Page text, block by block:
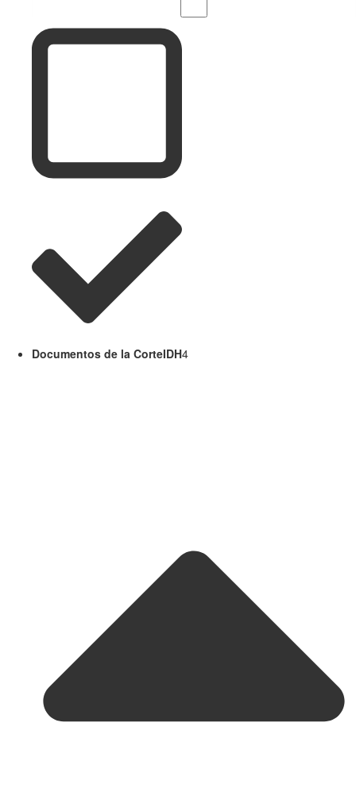
Documentos de la CorteIDH4